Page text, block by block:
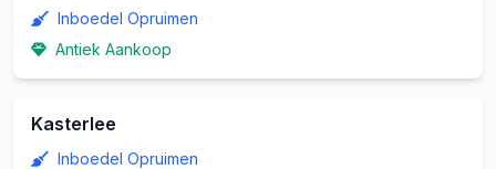
Inboedel Opruimen
Antiek Aankoop
Kasterlee
Inboedel Opruimen